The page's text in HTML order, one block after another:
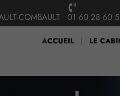
COMBAULT 01 60 28 60
ACCUEIL LE